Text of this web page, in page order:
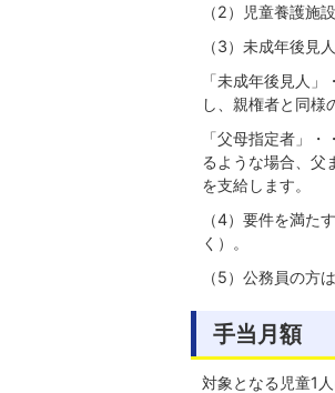
（2）児童養護施
（3）未成年後見
「未成年後見人
し、親権者と同様
「父母指定者」
るような場合、父
を支給します。
（4）要件を満た
く）。
（5）公務員の方
手当月額
対象となる児童1